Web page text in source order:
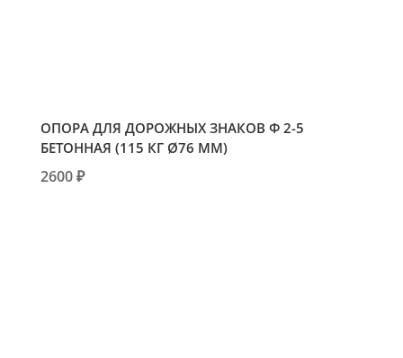
ОПОРА ДЛЯ ДОРОЖНЫХ ЗНАКОВ Ф 2-5
БЕТОННАЯ (115 КГ Ø76 ММ)
2600 ₽